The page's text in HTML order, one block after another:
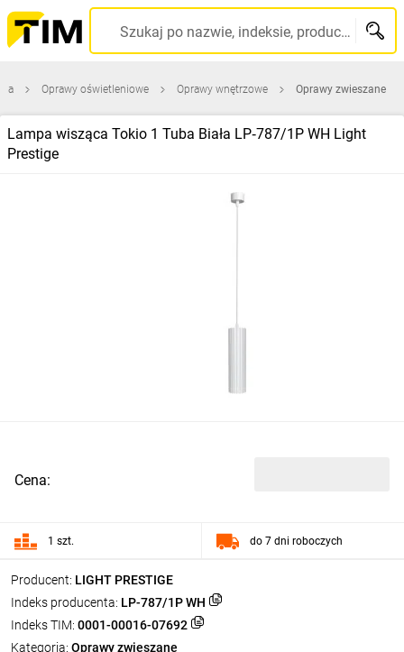
Szukaj po nazwie, indeksie, producencie, kodzie kreskowym...
Oprawy oświetleniowe Oprawy wnętrzowe Oprawy zwieszane
Lampa wisząca Tokio 1 Tuba Biała LP‑787/1P WH Light
Prestige
Producent: LIGHT PRESTIGE
Indeks producenta: LP-787/1P WH
Indeks TIM: 0001-00016-07692
Kategoria: Oprawy zwieszane
Cena:
1 szt. do 7 dni roboczych